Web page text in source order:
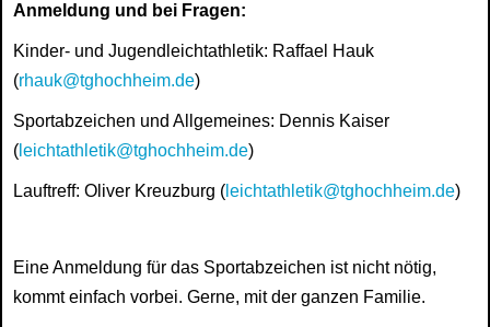
Anmeldung und bei Fragen:
Kinder- und Jugendleichtathletik: Raffael Hauk
(rhauk@tghochheim.de)
Sportabzeichen und Allgemeines: Dennis Kaiser
( leichtathletik@tghochheim.de)
Lauftreff: Oliver Kreuzburg ( leichtathletik@tghochheim.de)
Eine Anmeldung für das Sportabzeichen ist nicht nötig,
kommt einfach vorbei. Gerne, mit der ganzen Familie.